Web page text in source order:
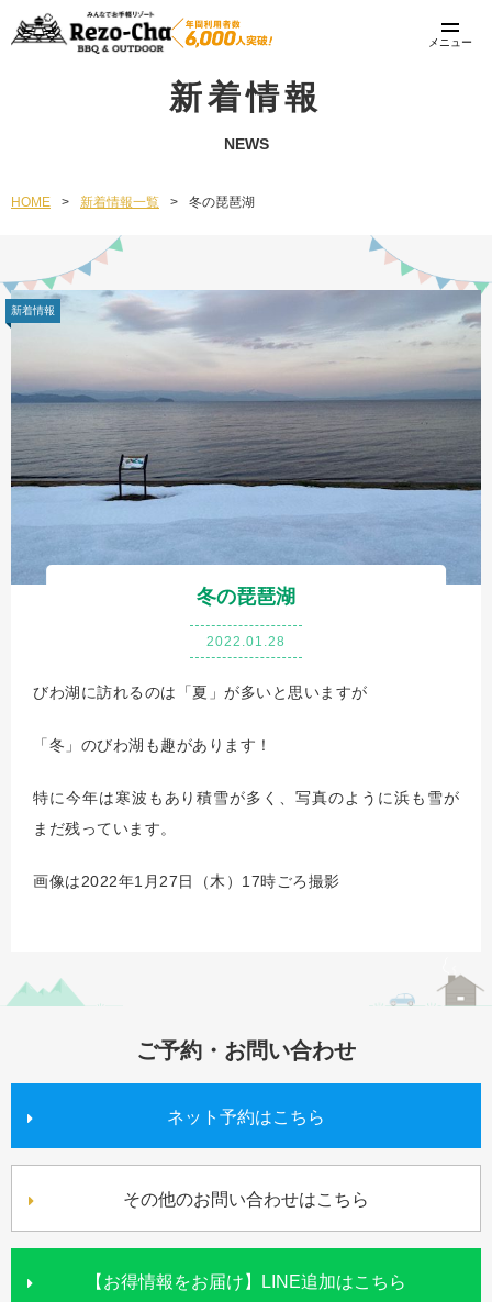
メニュー
新着情報
NEWS
HOME > 新着情報一覧 > 冬の琵琶湖
新着情報
冬の琵琶湖
2022.01.28
びわ湖に訪れるのは「夏」が多いと思いますが
「冬」のびわ湖も趣があります！
特に今年は寒波もあり積雪が多く、写真のように浜も雪が
まだ残っています。
画像は2022年1月27日（木）17時ごろ撮影
ご予約・お問い合わせ
ネット予約はこちら
その他のお問い合わせはこちら
【お得情報をお届け】LINE追加はこちら